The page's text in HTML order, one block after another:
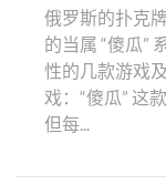
俄罗斯的扑克
的当属 “傻瓜”
性的几款游戏
戏：“傻瓜” 这
但每...